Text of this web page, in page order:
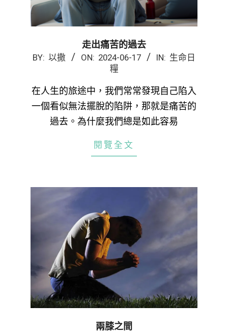
走出痛苦的過去
2024-
17
BY: 以撒 ON: 2024-06-17 IN: 生命日
糧
在人生的旅途中，我們常常發現自己陷入
一個看似無法擺脫的陷阱，那就是痛苦的
過去。為什麼我們總是如此容易
閱覽全文
兩膝之間